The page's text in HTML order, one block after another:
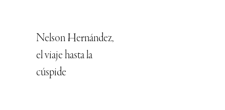
Nelson Hernández,
el viaje hasta la
cúspide